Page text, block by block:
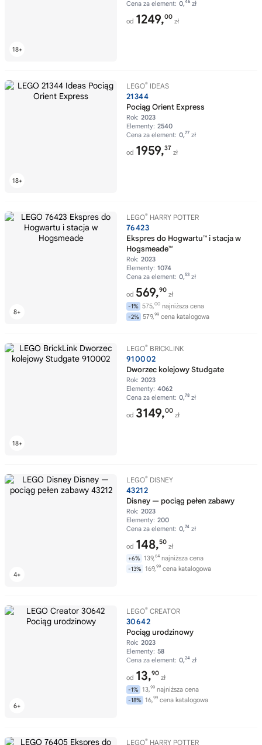
Cena za element: 0,46 zł
od 1249,00
zł
LEGO® IDEAS
21344
Pociąg Orient Express
Rok: 2023
Elementy: 2540
Cena za element: 0,77 zł
od 1959,37
zł
LEGO® HARRY POTTER
76423
Ekspres do Hogwartu™ i stacja w
Hogsmeade™
Rok: 2023
Elementy: 1074
Cena za element: 0,53 zł
od 569,90
zł
-1% 575,00 najniższa cena
-2% 579,99 cena katalogowa
LEGO® BRICKLINK
910002
Dworzec kolejowy Studgate
Rok: 2023
Elementy: 4062
Cena za element: 0,78 zł
od 3149,00
zł
LEGO® DISNEY
43212
Disney — pociąg pełen zabawy
Rok: 2023
Elementy: 200
Cena za element: 0,74 zł
od 148,50
zł
+6% 139,64 najniższa cena
-13% 169,99 cena katalogowa
LEGO® CREATOR
30642
Pociąg urodzinowy
Rok: 2023
Elementy: 58
Cena za element: 0,24 zł
od 13,90
zł
-1% 13,99 najniższa cena
-18% 16,99 cena katalogowa
LEGO® HARRY POTTER